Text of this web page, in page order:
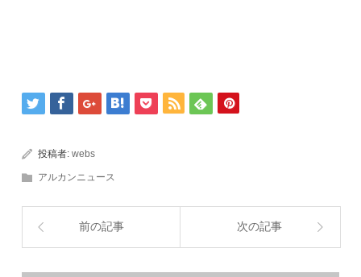
投稿者:webs
アルカンニュース
前の記事 次の記事